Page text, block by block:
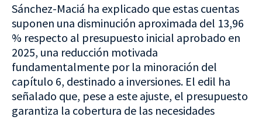
Sánchez-Maciá ha explicado que estas cuentas
suponen una disminución aproximada del 13,96
% respecto al presupuesto inicial aprobado en
2025, una reducción motivada
fundamentalmente por la minoración del
capítulo 6, destinado a inversiones. El edil ha
señalado que, pese a este ajuste, el presupuesto
garantiza la cobertura de las necesidades